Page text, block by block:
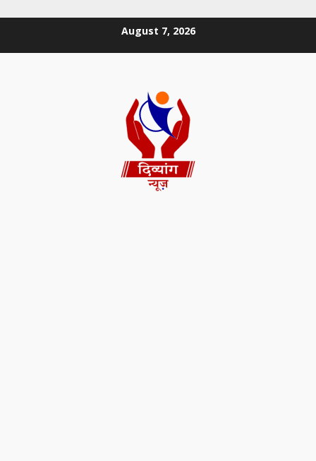
August 7, 2026